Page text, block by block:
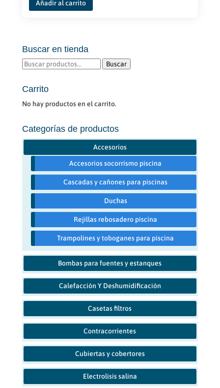
Añadir al carrito
Buscar en tienda
Buscar
Buscar
Carrito
No hay productos en el carrito.
Categorías de productos
Accesorios
Accesorios socorrismo piscina
Cascadas y cañones para piscinas
Duchas
Rejillas rebosadero piscina
Trampolines y toboganes para piscina
Bombas para fuentes y estanques
Calefacción Y Deshumidificación
Casetas filtros
Contracorrientes
Cubiertas y cobertores
Electrolisis salina